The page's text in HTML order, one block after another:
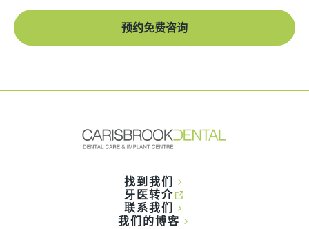
预约免费咨询
找到我们
牙医转介
联系我们
我们的博客